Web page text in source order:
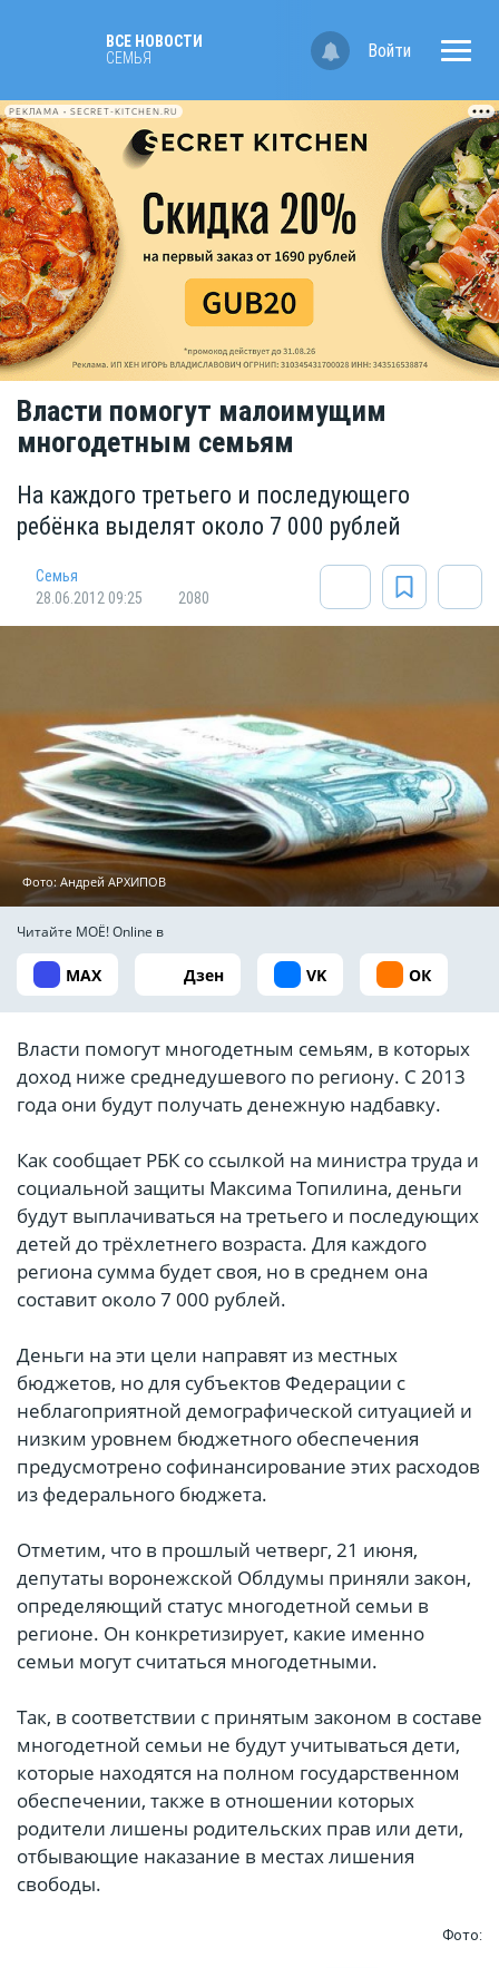
ВСЕ НОВОСТИ
CЕМЬЯ
Войти
РЕКЛАМА • SECRET-KITCHEN.RU
Власти помогут малоимущим
многодетным семьям
На каждого третьего и последующего
ребёнка выделят около 7 000 рублей
Cемья
28.06.2012 09:25
2080
Фото: Андрей АРХИПОВ
Читайте МОЁ! Online в
MAX Дзен VK ОК
Власти помогут многодетным семьям, в которых
доход ниже среднедушевого по региону. С 2013
года они будут получать денежную надбавку.
Как сообщает РБК со ссылкой на министра труда и
социальной защиты Максима Топилина, деньги
будут выплачиваться на третьего и последующих
детей до трёхлетнего возраста. Для каждого
региона сумма будет своя, но в среднем она
составит около 7 000 рублей.
Деньги на эти цели направят из местных
бюджетов, но для субъектов Федерации с
неблагоприятной демографической ситуацией и
низким уровнем бюджетного обеспечения
предусмотрено софинансирование этих расходов
из федерального бюджета.
Отметим, что в прошлый четверг, 21 июня,
депутаты воронежской Облдумы приняли закон,
определяющий статус многодетной семьи в
регионе. Он конкретизирует, какие именно
семьи могут считаться многодетными.
Так, в соответствии с принятым законом в составе
многодетной семьи не будут учитываться дети,
которые находятся на полном государственном
обеспечении, также в отношении которых
родители лишены родительских прав или дети,
отбывающие наказание в местах лишения
свободы.
Фото: